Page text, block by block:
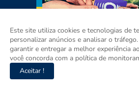
Este site utiliza cookies e tecnologias de
personalizar anúncios e analisar o
garantir e entregar a melhor experiência
você concorda com a política de
Aceitar !